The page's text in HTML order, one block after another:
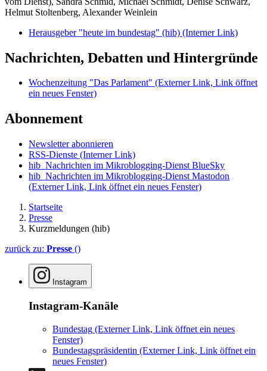
Helmut Stoltenberg, Alexander Weinlein
Herausgeber "heute im bundestag" (hib) (Interner Link)
Nachrichten, Debatten und Hintergründe
Wochenzeitung "Das Parlament" (Externer Link, Link öffnet
ein neues Fenster)
Abonnement
Newsletter abonnieren
RSS-Dienste (Interner Link)
hib_Nachrichten im Mikroblogging-Dienst BlueSky
hib_Nachrichten im Mikroblogging-Dienst Mastodon
(Externer Link, Link öffnet ein neues Fenster)
Startseite
Presse
Kurzmeldungen (hib)
zurück zu: Presse ()
Instagram
Instagram-Kanäle
Bundestag (Externer Link, Link öffnet ein neues
Fenster)
Bundestagspräsidentin (Externer Link, Link öffnet ein
neues Fenster)